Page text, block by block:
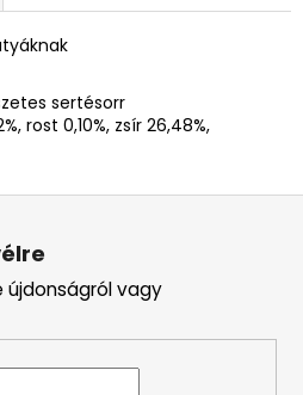
sertésorr
rost 0,10%, zsír 26,48%,
újdonságról vagy